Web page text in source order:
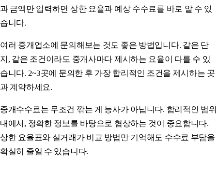
과 금액만 입력하면 상한 요율과 예상 수수료를 바로 알 수 있
습니다.
여러 중개업소에 문의해보는 것도 좋은 방법입니다. 같은 단
지, 같은 조건이라도 중개사마다 제시하는 요율이 다를 수 있
습니다. 2~3곳에 문의한 후 가장 합리적인 조건을 제시하는 곳
과 계약하세요.
중개수수료는 무조건 깎는 게 능사가 아닙니다. 합리적인 범위
내에서, 정확한 정보를 바탕으로 협상하는 것이 중요합니다.
상한 요율표와 실거래가 비교 방법만 기억해도 수수료 부담을
확실히 줄일 수 있습니다.